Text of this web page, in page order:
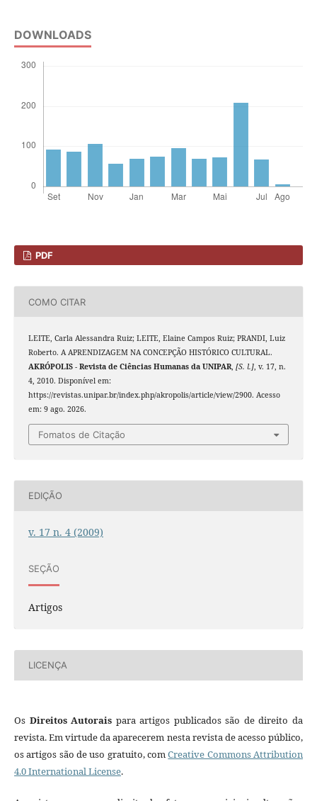
DOWNLOADS
PDF
COMO CITAR
LEITE, Carla Alessandra Ruiz; LEITE, Elaine Campos Ruiz; PRANDI, Luiz
Roberto. A APRENDIZAGEM NA CONCEPÇÃO HISTÓRICO CULTURAL.
AKRÓPOLIS - Revista de Ciências Humanas da UNIPAR, [S. l.], v. 17, n.
4, 2010. Disponível em:
https://revistas.unipar.br/index.php/akropolis/article/view/2900. Acesso
em: 9 ago. 2026.
Fomatos de Citação
EDIÇÃO
v. 17 n. 4 (2009)
SEÇÃO
Artigos
LICENÇA
Os Direitos Autorais para artigos publicados são de direito da
revista. Em virtude da aparecerem nesta revista de acesso público,
os artigos são de uso gratuito, comCreative Commons Attribution
4.0 International License.